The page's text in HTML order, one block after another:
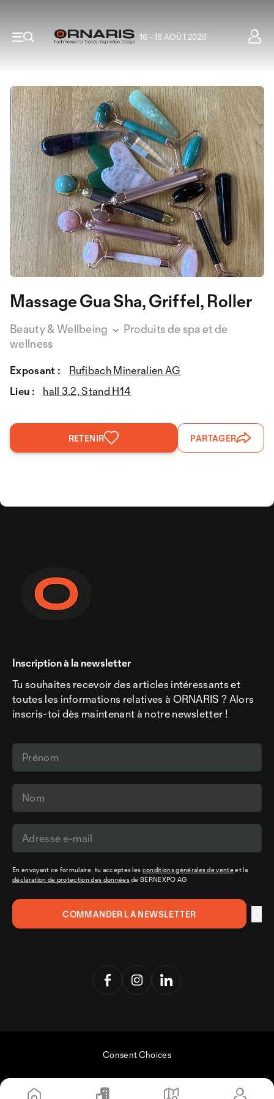
16 - 18 AOÛT 2026
Massage Gua Sha, Griffel, Roller
Beauty & Wellbeing
Produits de spa et de
wellness
Exposant :
Rufibach Mineralien AG
Lieu :
hall 3.2, Stand H14
RETENIR PARTAGER
Inscription à la newsletter
Tu souhaites recevoir des articles intéressants et
toutes les informations relatives à ORNARIS ? Alors
inscris-toi dès maintenant à notre newsletter !
En envoyant ce formulaire, tu acceptes les conditions générales de venteet la
déclaration de protection des donnéesde BERNEXPO AG
Consent Choices